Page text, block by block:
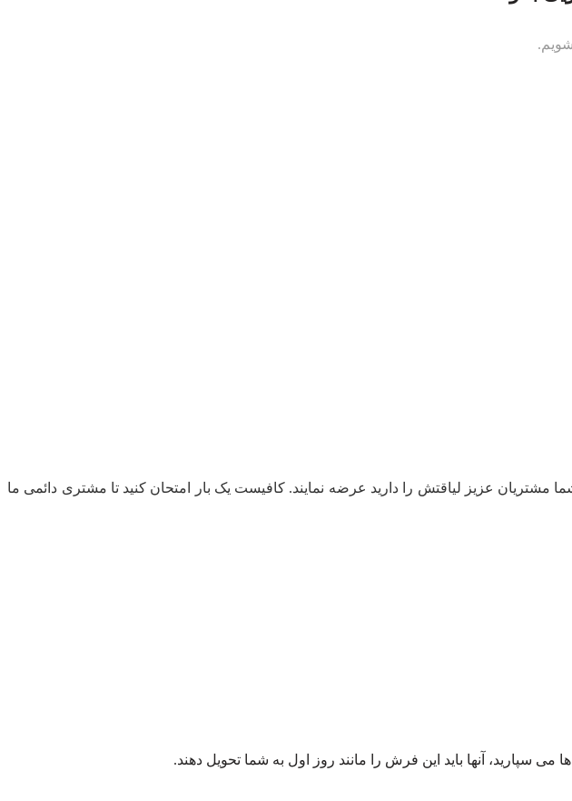
شویم.
مشتریان عزیز لیاقتش را دارید عرضه نمایند. کافیست یک بار امتحان کنید تا مشتری دائمی ما
سپارید، آنها باید این فرش را مانند روز اول به شما تحویل دهند.